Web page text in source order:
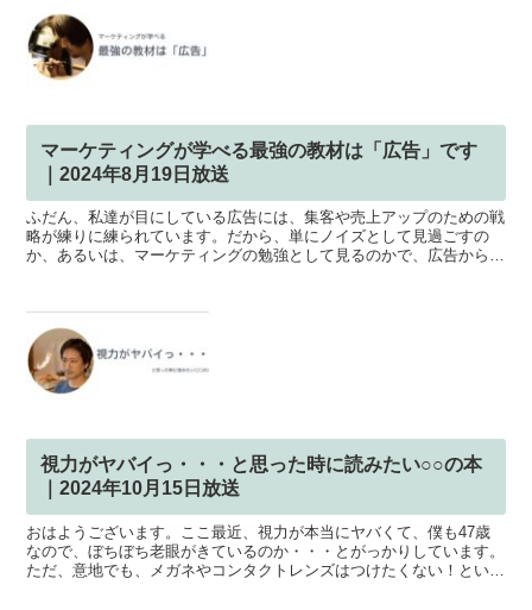
マーケティングが学べる最強の教材は「広告」です
｜2024年8月19日放送
ふだん、私達が目にしている広告には、集客や売上アップのための戦
略が練りに練られています。だから、単にノイズとして見過ごすの
か、あるいは、マーケティングの勉強として見るのかで、広告から得
視力がヤバイっ・・・と思った時に読みたい○○の本
｜2024年10月15日放送
おはようございます。ここ最近、視力が本当にヤバくて、僕も47歳
なので、ぼちぼち老眼がきているのか・・・とがっかりしています。
ただ、意地でも、メガネやコンタクトレンズはつけたくない！という